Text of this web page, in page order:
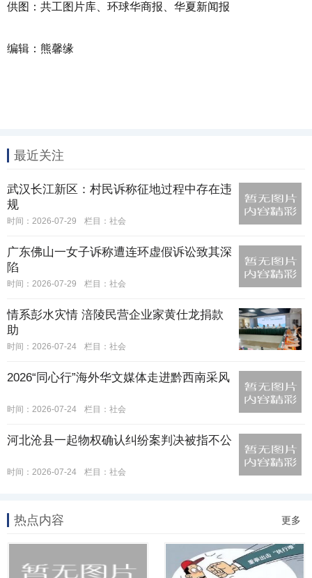
供图：共工图片库、环球华商报、华夏新闻报
编辑：熊馨缘
最近关注
武汉长江新区：村民诉称征地过程中存在违
规
时间：2026-07-29 栏目： 社会
广东佛山一女子诉称遭连环虚假诉讼致其深
陷
时间：2026-07-29 栏目： 社会
情系彭水灾情 涪陵民营企业家黄仕龙捐款
助
时间：2026-07-24 栏目： 社会
2026“同心行”海外华文媒体走进黔西南采风
时间：2026-07-24 栏目： 社会
河北沧县一起物权确认纠纷案判决被指不公
时间：2026-07-24 栏目： 社会
热点内容 更多